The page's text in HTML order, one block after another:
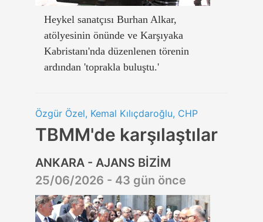
Heykel sanatçısı Burhan Alkar,
atölyesinin önünde ve Karşıyaka
Kabristanı'nda düzenlenen törenin
ardından 'toprakla buluştu.'
Özgür Özel, Kemal Kılıçdaroğlu, CHP
TBMM'de karşılaştılar
ANKARA - AJANS BİZİM
25/06/2026 - 43 gün önce